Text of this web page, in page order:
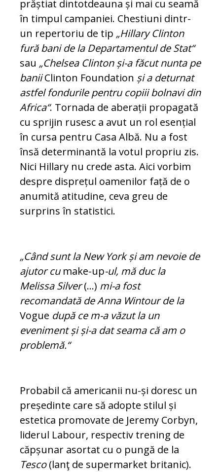
prăș­tiat dintotdeauna și mai cu seamă
în tim­pul campaniei. Chestiuni dintr-
un reper­to­riu de tip „Hillary Clinton
fură bani de la Departamentul de Stat“
sau „Chelsea Clin­ton și-a făcut nunta pe
baniiClinton Foun­dation și a deturnat
astfel fondurile pentru copiii bolnavi din
Africa“. Tor­na­da de aberații propagată
cu sprijin rusesc a avut un rol esențial
în cursa pentru Casa Albă. Nu a fost
însă determinantă la votul propriu zis.
Nici Hillary nu crede asta. Aici vorbim
despre disprețul oamenilor față de o
anumită atitudine, ceva greu de
surprins în statistici.
„Când sunt la New York și am nevoie de
ajutor cu make-up-ul, mă duc la
Melissa Silver(...) mi-a fost
recomandată de Anna Wintour de la
Vogue după ce m-a vă­zut la un
eveniment și și-a dat seama că am o
problemă.“
Probabil că americanii nu-și doresc un
pre­ședinte care să adopte stilul și
estetica pro­movate de Jeremy Corbyn,
liderul La­bour, respectiv trening de
căpșunar asor­tat cu o pungă de la
Tesco(lanţ de sup­er­market britanic).